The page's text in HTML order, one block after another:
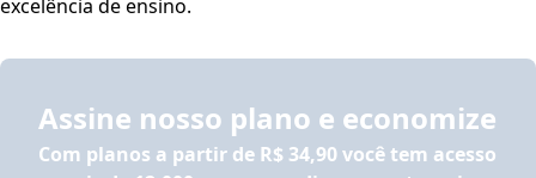
excelência de ensino.
Assine nosso plano e economize
Com planos a partir de R$ 34,90você tem acesso